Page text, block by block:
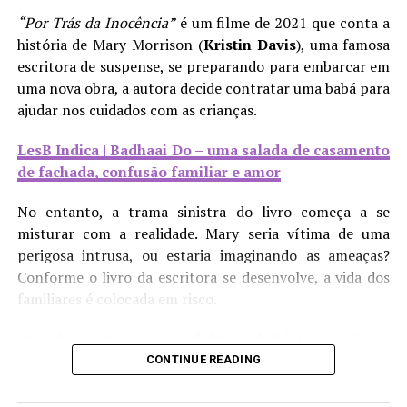
LesB Saúde | A solidão de mulheres sáficas
Consequentemente, isso deixa explícito o quanto essa
competitividade é um empecilho para o fortalecimento
de nós, mulheres LGBTQIA+, tanto de forma coletiva
acolhimento umas com as outras e, enquanto grupo,
politicamente falando. Afastar-nos desse lugar de afeto
agridem. Desse modo, é importante reforçar a
importância de não reproduzir essas atitudes que
influenciam nossa saúde mental, para, assim, gerar
acolhimento de todas as formas enquanto comunidade.
“Por Trás da Inocência”é um filme de 2021 que conta a
história de Mary Morrison (Kristin Davis), uma famosa
escritora de suspense, se preparando para embarcar em
uma nova obra, a autora decide contratar uma babá para
ajudar nos cuidados com as crianças.
LesB Indica | Badhaai Do – uma salada de casamento
de fachada, confusão familiar e amor
No entanto, a trama sinistra do livro começa a se
misturar com a realidade. Mary seria vítima de uma
perigosa intrusa, ou estaria imaginando as ameaças?
Conforme o livro da escritora se desenvolve, a vida dos
familiares é colocada em risco.
) entrar pela porta, ela faz uma cara de
psicopata à câmera. Clássico. E em uma de suas
CONTINUE READING